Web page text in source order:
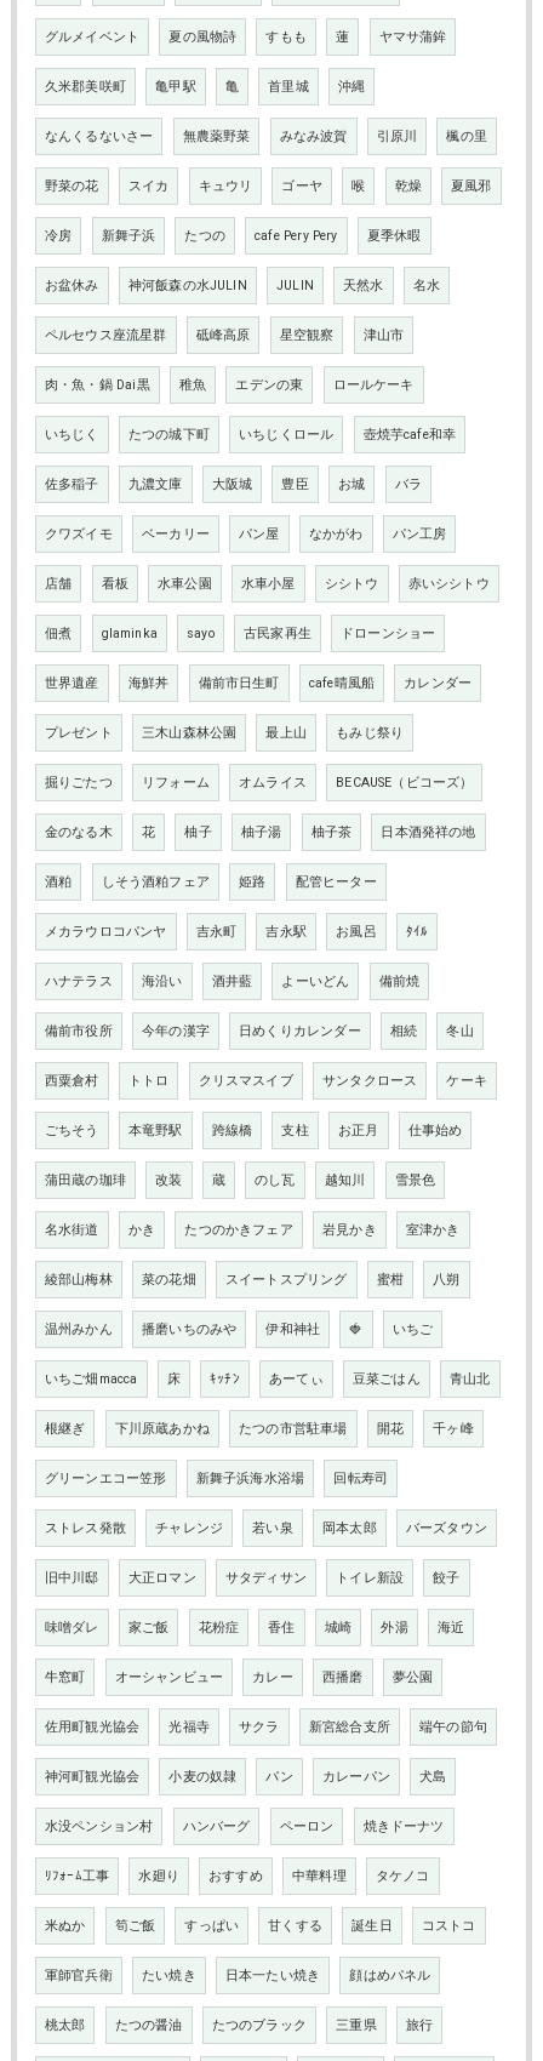
グルメイベント 夏の風物詩 すもも 蓮 ヤマサ蒲鉾
久米郡美咲町 亀甲駅 亀 首里城 沖縄
なんくるないさー 無農薬野菜 みなみ波賀 引原川 楓の里
野菜の花 スイカ キュウリ ゴーヤ 喉 乾燥 夏風邪
冷房 新舞子浜 たつの cafe Pery Pery 夏季休暇
お盆休み 神河飯森の水JULIN JULIN 天然水 名水
ペルセウス座流星群 砥峰高原 星空観察 津山市
肉・魚・鍋 Dai黒 稚魚 エデンの東 ロールケーキ
いちじく たつの城下町 いちじくロール 壺焼芋cafe和幸
佐多稲子 九濃文庫 大阪城 豊臣 お城 バラ
クワズイモ ベーカリー パン屋 なかがわ パン工房
店舗 看板 水車公園 水車小屋 シシトウ 赤いシシトウ
佃煮 glaminka sayo 古民家再生 ドローンショー
世界遺産 海鮮丼 備前市日生町 cafe晴風船 カレンダー
プレゼント 三木山森林公園 最上山 もみじ祭り
掘りごたつ リフォーム オムライス BECAUSE（ビコーズ）
金のなる木 花 柚子 柚子湯 柚子茶 日本酒発祥の地
酒粕 しそう酒粕フェア 姫路 配管ヒーター
メカラウロコパンヤ 吉永町 吉永駅 お風呂 ﾀｲﾙ
ハナテラス 海沿い 酒井藍 よーいどん 備前焼
備前市役所 今年の漢字 日めくりカレンダー 相続 冬山
西粟倉村 トトロ クリスマスイブ サンタクロース ケーキ
ごちそう 本竜野駅 跨線橋 支柱 お正月 仕事始め
蒲田蔵の珈琲 改装 蔵 のし瓦 越知川 雪景色
名水街道 かき たつのかきフェア 岩見かき 室津かき
綾部山梅林 菜の花畑 スイートスプリング 蜜柑 八朔
温州みかん 播磨いちのみや 伊和神社 🍓 いちご
いちご畑macca 床 ｷｯﾁﾝ あーてぃ 豆菜ごはん 青山北
根継ぎ 下川原蔵あかね たつの市営駐車場 開花 千ヶ峰
グリーンエコー笠形 新舞子浜海水浴場 回転寿司
ストレス発散 チャレンジ 若い泉 岡本太郎 バーズタウン
旧中川邸 大正ロマン サタディサン トイレ新設 餃子
味噌ダレ 家ご飯 花粉症 香住 城崎 外湯 海近
牛窓町 オーシャンビュー カレー 西播磨 夢公園
佐用町観光協会 光福寺 サクラ 新宮総合支所 端午の節句
神河町観光協会 小麦の奴隷 パン カレーパン 犬島
水没ペンション村 ハンバーグ ペーロン 焼きドーナツ
ﾘﾌｫｰﾑ工事 水廻り おすすめ 中華料理 タケノコ
米ぬか 筍ご飯 すっぱい 甘くする 誕生日 コストコ
軍師官兵衛 たい焼き 日本一たい焼き 顔はめパネル
桃太郎 たつの醤油 たつのブラック 三重県 旅行